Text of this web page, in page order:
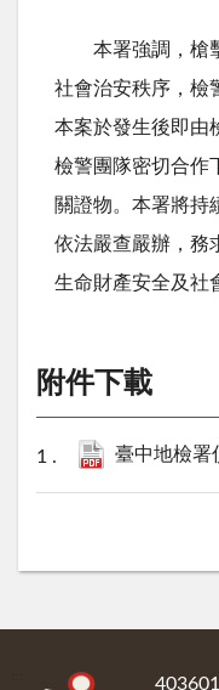
本署強調，槍擊
社會治安秩序，檢
本案於發生後即由
檢警團隊密切合作
關證物。本署將持
依法嚴查嚴辦，務
生命財產安全及社
附件下載
臺中地檢署偵辦西區府